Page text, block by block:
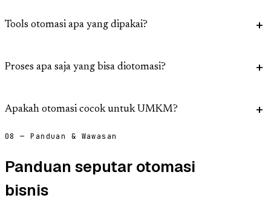
Tools otomasi apa yang dipakai?
Proses apa saja yang bisa diotomasi?
Apakah otomasi cocok untuk UMKM?
08 — Panduan & Wawasan
Panduan seputar otomasi
bisnis